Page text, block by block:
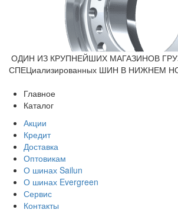
ОДИН ИЗ КРУПНЕЙШИХ МАГАЗИНОВ
СПЕЦиализированных ШИН В НИЖНЕМ
Главное
Каталог
Акции
Кредит
Доставка
Оптовикам
О шинах Sailun
О шинах Evergreen
Сервис
Контакты